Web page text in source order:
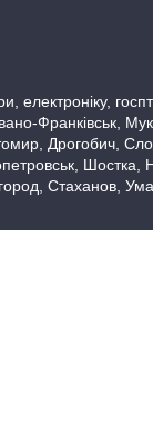
електроніку,
Франківськ,
Дрогобич,
Стаханов,